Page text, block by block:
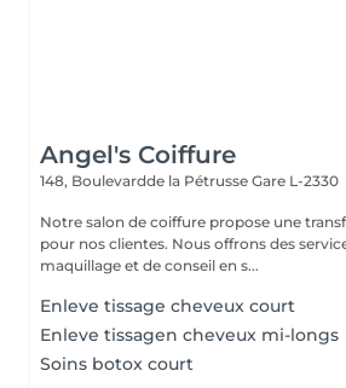
Angel's Coiffure
148, Boulevardde la Pétrusse Gare L-2330
Notre salon de coiffure propose une
pour nos clientes. Nous offrons des
maquillage et de conseil en s...
Enleve tissage cheveux court
Enleve tissagen cheveux mi-longs
Soins botox court